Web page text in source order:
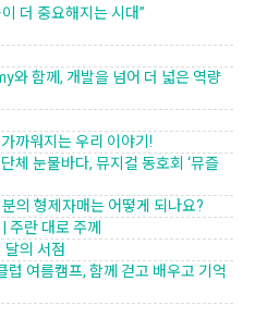
더 중요해지는 시대”
와 함께, 개발을 넘어 더 넓은 역량
까워지는 우리 이야기!
체 눈물바다, 뮤지컬 동호회 ‘뮤즐
의 형제자매는 어떻게 되나요?
주란 대로 주께
의 서점
럽 여름캠프, 함께 걷고 배우고 기억